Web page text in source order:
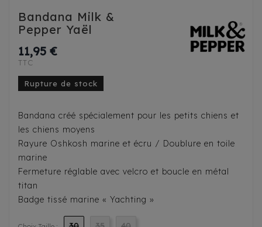
Bandana Milk &
Pepper Yaël
11,95 €
TTC
Rupture de stock
Bandana créé spécialement pour les petits chiens et
les chiens moyens
Rayure Oshkosh marine et écru / Doublure en toile
marine
Fermeture réglable avec velcro et boucle en métal
titan
Badge tissé marine « Yachting »